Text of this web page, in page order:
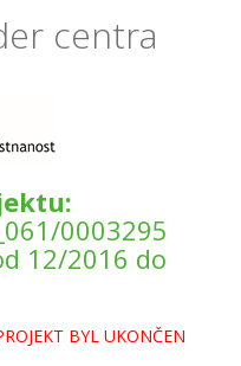
centra
0003295
12/2016 do
BYL UKONČEN